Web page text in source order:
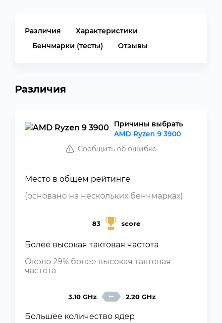
Различия
Характеристики
Бенчмарки (тесты)
Отзывы
Различия
Причины выбрать
AMD Ryzen 9 3900
Сообщить об ошибке
Место в общем рейтинге
(основано на нескольких бенчмарках)
83 score
Более высокая тактовая частота
Около 29% более высокая тактовая
частота
3.10 GHz 2.20 GHz
Большее количество ядер